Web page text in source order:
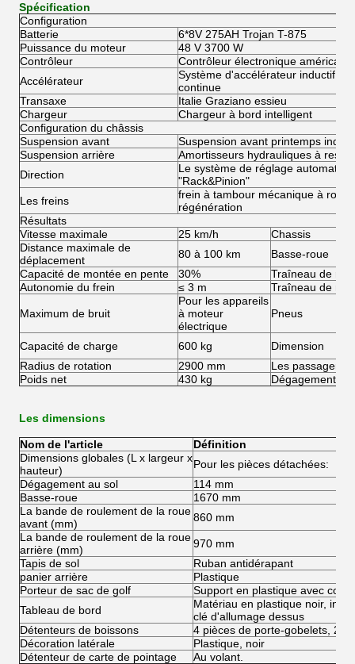
Spécification
Configuration
Batterie
6*8V 275AH Trojan T-875
Puissance du moteur
48 V 3700 W
Contrôleur
Contrôleur électronique américain
Accélérateur
Système d'accélérateur inductif
continue
Transaxe
Italie Graziano essieu
Chargeur
Chargeur à bord intelligent
Configuration du châssis
Suspension avant
Suspension avant printemps
Suspension arrière
Amortisseurs hydrauliques à
Direction
Le système de réglage
"Rack&Pinion"
Les freins
frein à tambour mécanique à roue
régénération
Résultats
Vitesse maximale
25 km/h
Chassis
Distance maximale de
déplacement
80 à 100 km
Basse-roue
Capacité de montée en pente
30%
Traîneau de
Autonomie du frein
≤ 3 m Traîneau de
Maximum de bruit
Pour les appareils
à moteur
électrique
Pneus
Capacité de charge 600 kg
Dimension
Radius de rotation
2900 mm
Les passagers
Poids net
430 kg Dégagement du
Les dimensions
Nom de l'article
Définition
Dimensions globales (L x largeur x
hauteur)
Pour les pièces détachées:
Dégagement au sol
114 mm
Basse-roue
1670 mm
La bande de roulement de la roue
avant (mm)
860 mm
La bande de roulement de la roue
arrière (mm)
970 mm
Tapis de sol
Ruban antidérapant
panier arrière
Plastique
Porteur de sac de golf
Support en plastique avec
Tableau de bord
Matériau en plastique noir,
clé d'allumage dessus
Détenteurs de boissons
4 pièces de porte-gobelets, 2
Décoration latérale
Plastique, noir
Détenteur de carte de pointage
Au volant.